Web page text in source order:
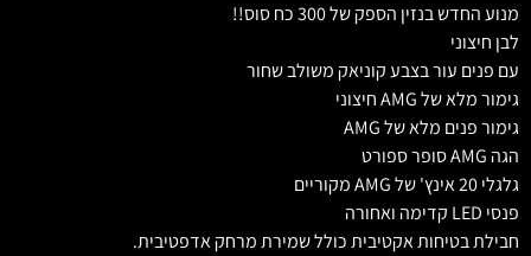
מנוע החדש בנזין הספק של 300 כח סוס!!
לבן חיצוני
עם פנים עור בצבע קוניאק משולב שחור
גימור מלא של AMG חיצוני
גימור פנים מלא של AMG
הגה AMG סופר ספורט
גלגלי 20 אינץ' של AMG מקוריים
פנסי LED קדימה ואחורה
חבילת בטיחות אקטיבית כולל שמירת מרחק אדפטיבית.